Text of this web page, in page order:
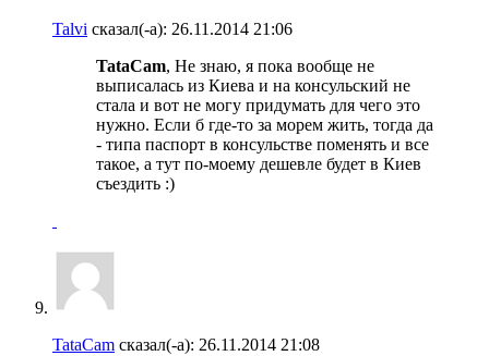
Talvi сказал(-а): 26.11.2014 21:06
TataCam, Не знаю, я пока вообще не
выписалась из Киева и на консульский не
стала и вот не могу придумать для чего это
нужно. Если б где-то за морем жить, тогда да
- типа паспорт в консульстве поменять и все
такое, а тут по-моему дешевле будет в Киев
съездить :)
TataCam сказал(-а): 26.11.2014 21:08